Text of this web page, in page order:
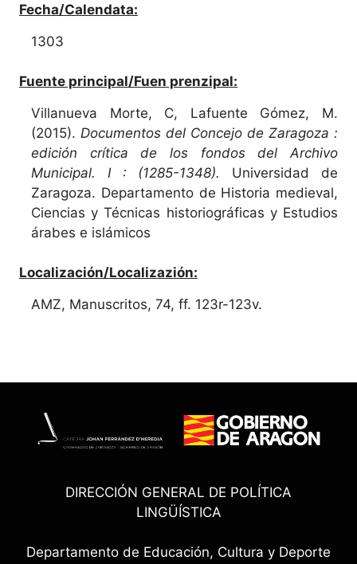
Fecha/Calendata:
1303
Fuente principal/Fuen prenzipal:
Villanueva Morte, C, Lafuente Gómez, M.
(2015). Documentos del Concejo de Zaragoza :
edición crítica de los fondos del Archivo
Municipal. I : (1285-1348).
Universidad de
Zaragoza. Departamento de Historia medieval,
Ciencias y Técnicas historiográficas y Estudios
árabes e islámicos
Localización/Localizazión:
AMZ, Manuscritos, 74, ff. 123r-123v.
DIRECCIÓN GENERAL DE POLÍTICA
LINGÜÍSTICA
Departamento de Educación, Cultura y Deporte